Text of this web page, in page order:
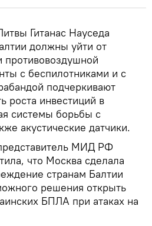
Гитанас Науседа
должны уйти от
противовоздушной
с беспилотниками и с
подчеркивают
роста инвестиций в
системы борьбы с
акустические датчики.
МИД РФ
что Москва сделала
странам Балтии
решения открыть
БПЛА при атаках на